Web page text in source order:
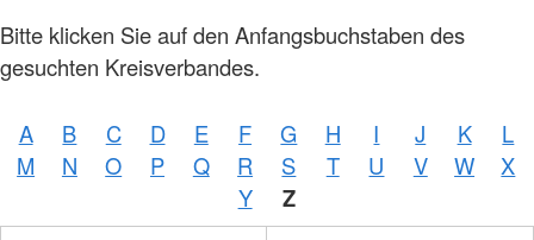
Bitte klicken Sie auf den Anfangsbuchstaben des
gesuchten Kreisverbandes.
A B C D E F G H I J K
L
M
N O P Q R S T U V W
X
Y
Z